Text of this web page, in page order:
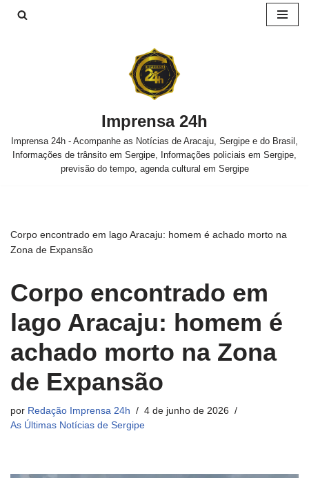
Imprensa 24h
Imprensa 24h - Acompanhe as Notícias de Aracaju, Sergipe e do Brasil,
Informações de trânsito em Sergipe, Informações policiais em Sergipe,
previsão do tempo, agenda cultural em Sergipe
Corpo encontrado em lago Aracaju: homem é achado morto na
Zona de Expansão
Corpo encontrado em
lago Aracaju: homem é
achado morto na Zona
de Expansão
por Redação Imprensa 24h
4 de junho de 2026
As Últimas Notícias de Sergipe